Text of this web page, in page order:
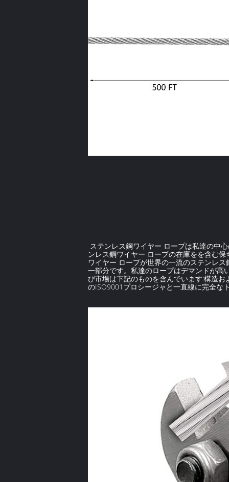
ステンレス鋼ワイヤー ロープは私達の中
ンレス鋼ワイヤー ロープの在庫をを含む
ワイヤー ロープが世界の一流のステンレ
一部分です。私達のロープはデマンドが高
び市場は下記のものを含んでいます:構造
のISO9001プロシージャと一直線に完全な